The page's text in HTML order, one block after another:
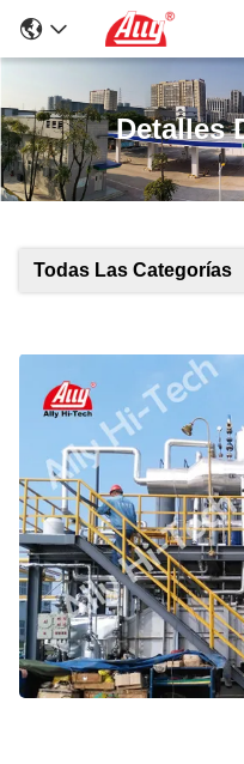
Detalles
Todas Las Categorías